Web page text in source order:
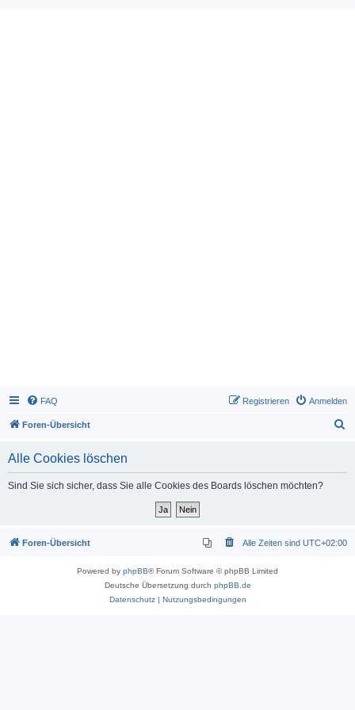
FAQ Anmelden
Registrieren
Foren-Übersicht
Alle Cookies löschen
Sind Sie sich sicher, dass Sie alle Cookies des Boards löschen möchten?
Foren-Übersicht Alle Zeiten sind UTC+02:00
Powered by phpBB® Forum Software © phpBB Limited
Deutsche Übersetzung durch phpBB.de
Datenschutz| Nutzungsbedingungen